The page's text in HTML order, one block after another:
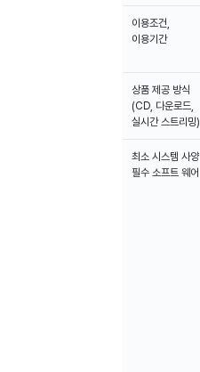
이용조건,
이용기간
상품 제공 방식
(CD, 다운로드,
실시간 스트리밍)
최소 시스템 사양
필수 소프트 웨어